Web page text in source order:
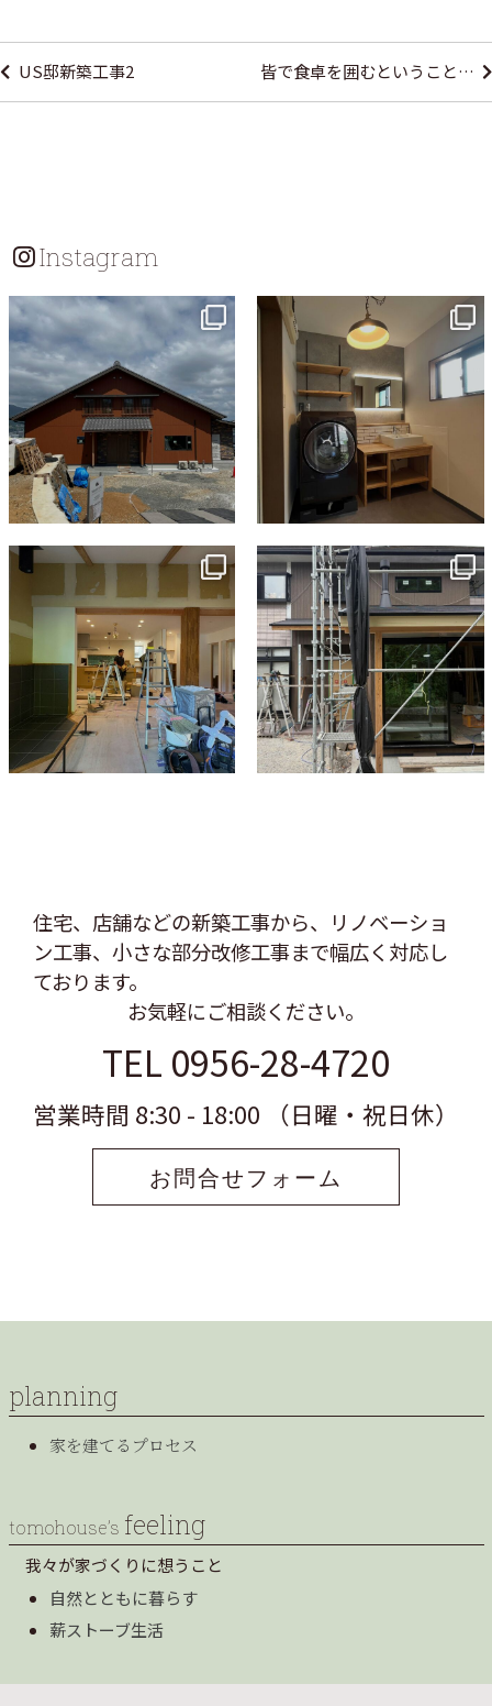
稿
ナ
ョ
ン
US邸新築工事2 皆で食卓を囲むということ…
Instagram
tomohouseinc
7月 18
tomohouseinc
7月 13
tomohouseinc
tomohouseinc
6月 3
住宅、店舗などの新築工事から、リノベーショ
ン工事、 小さな部分改修工事まで幅広く対応し
ております。
お気軽にご相談ください。
TEL 0956-28-4720
営業時間 8:30 - 18:00 （日曜・祝日休）
お問合せフォーム
planning
家を建てるプロセス
tomohouse’s feeling
我々が家づくりに想うこと
自然とともに暮らす
薪ストーブ生活